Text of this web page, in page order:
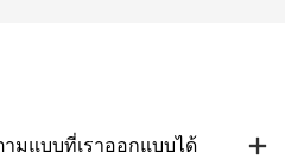
มแบบที่เราออกแบบได้